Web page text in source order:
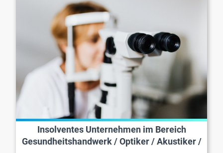
Insolventes Unternehmen im Bereich
Gesundheitshandwerk / Optiker / Akustiker /